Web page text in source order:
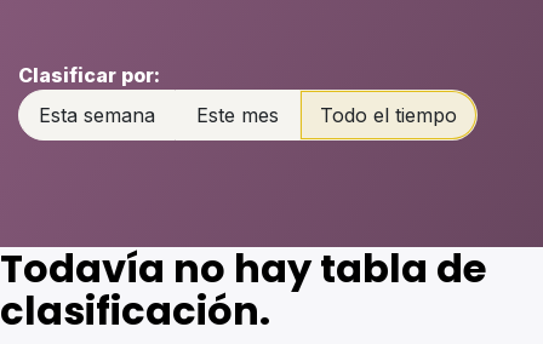
Clasificar por:
Esta semana
Este mes Todo el tiempo
Todavía no hay tabla de
clasificación.